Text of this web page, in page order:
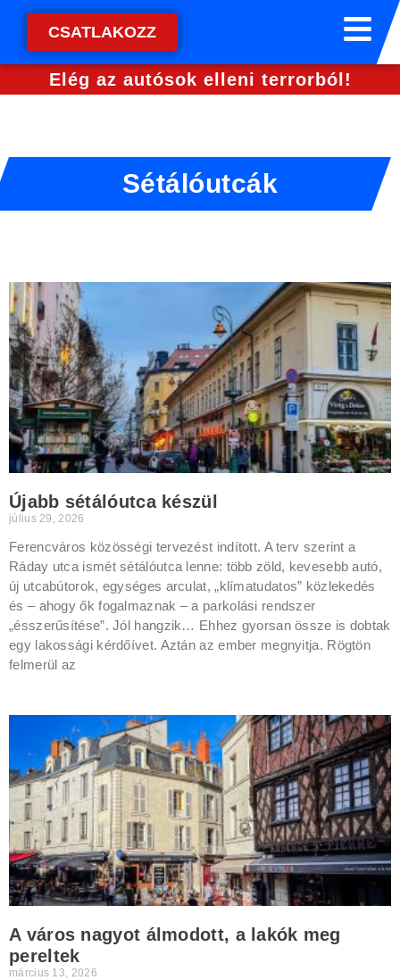
CSATLAKOZZ
Elég az autósok elleni terrorból!
Sétálóutcák
Újabb sétálóutca készül
július 29, 2026
Ferencváros közösségi tervezést indított. A terv szerint a
Ráday utca ismét sétálóutca lenne: több zöld, kevesebb autó,
új utcabútorok, egységes arculat, „klímatudatos” közlekedés
és – ahogy ők fogalmaznak – a parkolási rendszer
„ésszerűsítése”. Jól hangzik… Ehhez gyorsan össze is dobtak
egy lakossági kérdőívet. Aztán az ember megnyitja. Rögtön
felmerül az
A város nagyot álmodott, a lakók meg
pereltek
március 13, 2026